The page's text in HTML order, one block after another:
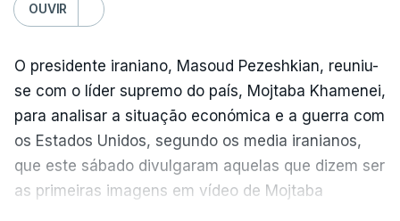
OUVIR
O presidente iraniano, Masoud Pezeshkian, reuniu-
se com o líder supremo do país, Mojtaba Khamenei,
para analisar a situação económica e a guerra com
os Estados Unidos, segundo os media iranianos,
que este sábado divulgaram aquelas que dizem ser
as primeiras imagens em vídeo de Mojtaba